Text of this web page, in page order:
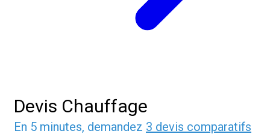
Devis Chauffage
En 5 minutes, demandez 3 devis comparatifs